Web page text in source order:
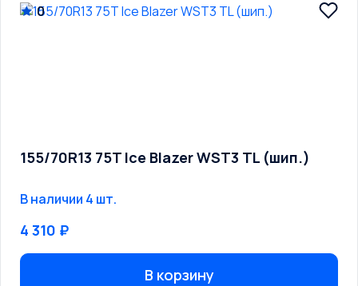
0
155/70R13 75T Ice Blazer WST3 TL (шип.)
В наличии 4 шт.
4 310 ₽
В корзину